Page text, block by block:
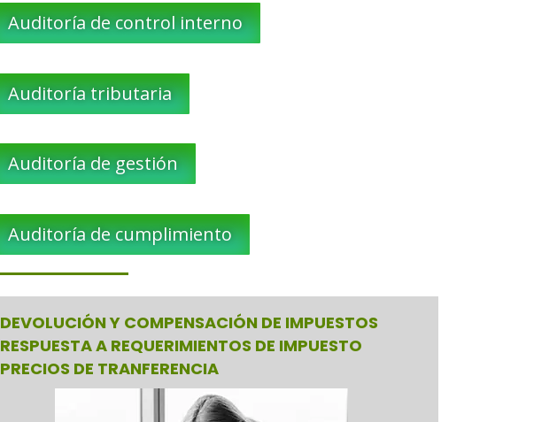
Auditoría de control interno
Auditoría tributaria
Auditoría de gestión
Auditoría de cumplimiento
DEVOLUCIÓN Y COMPENSACIÓN DE IMPUESTOS
RESPUESTA A REQUERIMIENTOS DE IMPUESTO
PRECIOS DE TRANFERENCIA